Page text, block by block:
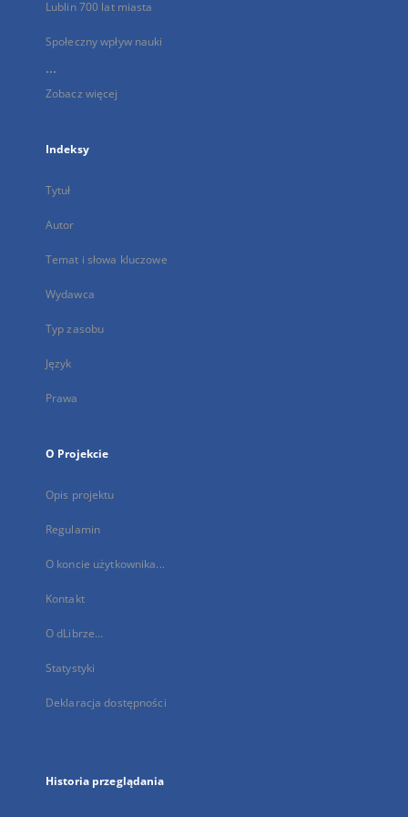
Lublin 700 lat miasta
Społeczny wpływ nauki
...
Zobacz więcej
Indeksy
Tytuł
Autor
Temat i słowa kluczowe
Wydawca
Typ zasobu
Język
Prawa
O Projekcie
Opis projektu
Regulamin
O koncie użytkownika...
Kontakt
O dLibrze...
Statystyki
Deklaracja dostępności
Historia przeglądania